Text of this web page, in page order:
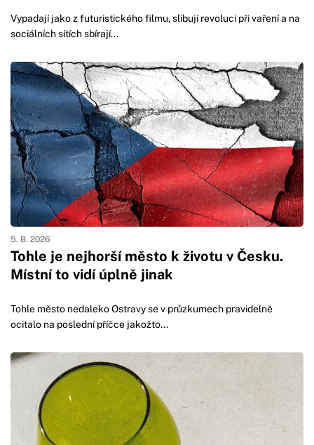
Vypadají jako z futuristického filmu, slibují revoluci při vaření a na
sociálních sítích sbírají...
Tohle je nejhorší město k životu v Česku.
Místní to vidí úplně jinak
5. 8. 2026
Tohle město nedaleko Ostravy se v průzkumech pravidelně
ocitalo na poslední příčce jakožto...